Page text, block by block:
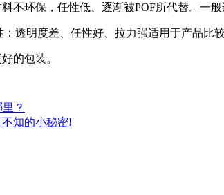
环保，任性低、逐渐被POF所代替。一般
明度差、任性好、拉力强适用于产品比
的包装。
？
知的小秘密!